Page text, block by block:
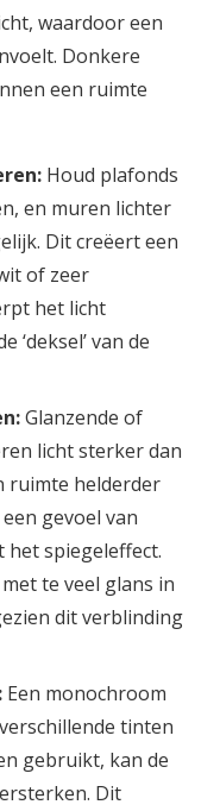
waardoor een
Donkere
een ruimte
Houd plafonds
en muren lichter
Dit creëert een
of zeer
het licht
‘deksel’ van de
Glanzende of
licht sterker dan
ruimte helderder
gevoel van
het spiegeleffect.
te veel glans in
dit verblinding
Een monochroom
tinten
gebruikt, kan de
Dit